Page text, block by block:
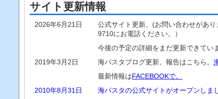
サイト更新情報
2026年6月21日
公式サイト更新。(お問い合わせがあ
9710にお電話ください。）
今後の予定の詳細をまだ更新できてい
2019年3月2日
海パスタブログ更新。報告はこちら。
最新情報はFACEBOOKで。
2010年8月31日
海パスタの公式サイトがオープンしま